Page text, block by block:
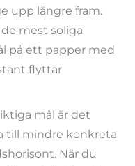
upp längre fram.
mest soliga
på ett papper med
flyttar
mål är det
till mindre konkreta
När du